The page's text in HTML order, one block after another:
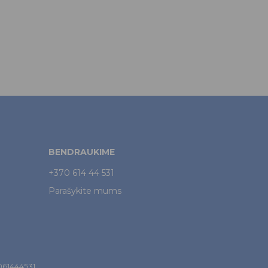
BENDRAUKIME
+370 614 44 531
Parašykite mums